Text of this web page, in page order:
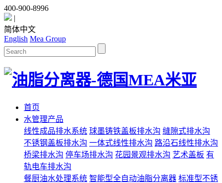
400-900-8996
|
简体中文
English Mea Group
首页
水管理产品
线性成品排水系统 球墨铸铁盖板排水沟 缝隙式排水沟
不锈钢盖板排水沟 一体式线性排水沟 路沿石线性排水沟
桥梁排水沟 停车场排水沟 花园景观排水沟 艺术盖板 有
轨电车排水沟
餐厨油水处理系统 智能型全自动油脂分离器 标准型不锈